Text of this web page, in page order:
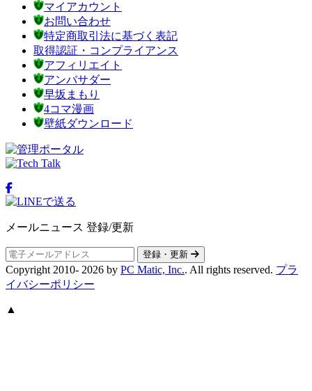
マイアカウント
お問い合わせ
特定商取引法に基づく表記
取得認証・コンプライアンス
アフィリエイト
アンバサダー
早坂まもり
4コマ漫画
壁紙ダウンロード
メールニュース 登録/更新
登録・更新
Copyright 2010- 2026 by PC Matic, Inc.. All rights reserved. プラ
イバシーポリシー
▲